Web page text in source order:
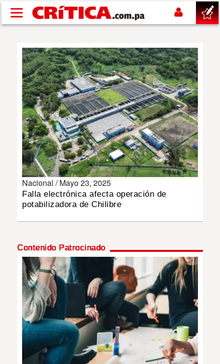
Pasar al contenido principal
SUCESOS
NACIONAL
POLÍTICA
SHOW
DEPORTES
MUNDO
MULTIMEDIA
IMPRESO
Nacional /Mayo 23, 2025
Falla electrónica afecta operación de
potabilizadora de Chilibre
Contenido Patrocinado